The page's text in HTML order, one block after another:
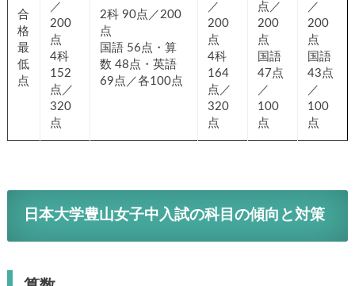
合
格
最
低
点
／
200
点
4科
152
点／
320
点
2科 90点／200
点
国語 56点・算
数 48点・英語
69点／各100点
／
200
点
4科
164
点／
320
点
点／
200
点
国語
47点
／
100
点
／
200
点
国語
43点
／
100
点
日本大学豊山女子中入試の科目の傾向と対策